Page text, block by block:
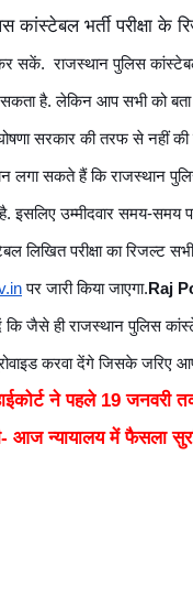
कांस्टेबल भर्ती परीक्षा
सकें.  राजस्थान पुलिस
है. लेकिन आप सभी को
सरकार की तरफ से नहीं की
लगा सकते हैं कि राजस्थान
इसलिए उम्मीदवार समय-
परीक्षा का रिजल्ट
पर जारी किया जाएगा. Raj
जैसे ही राजस्थान पुलिस
करवा देंगे जिसके जरिए
ने पहले 19
न्यायालय में फैसला